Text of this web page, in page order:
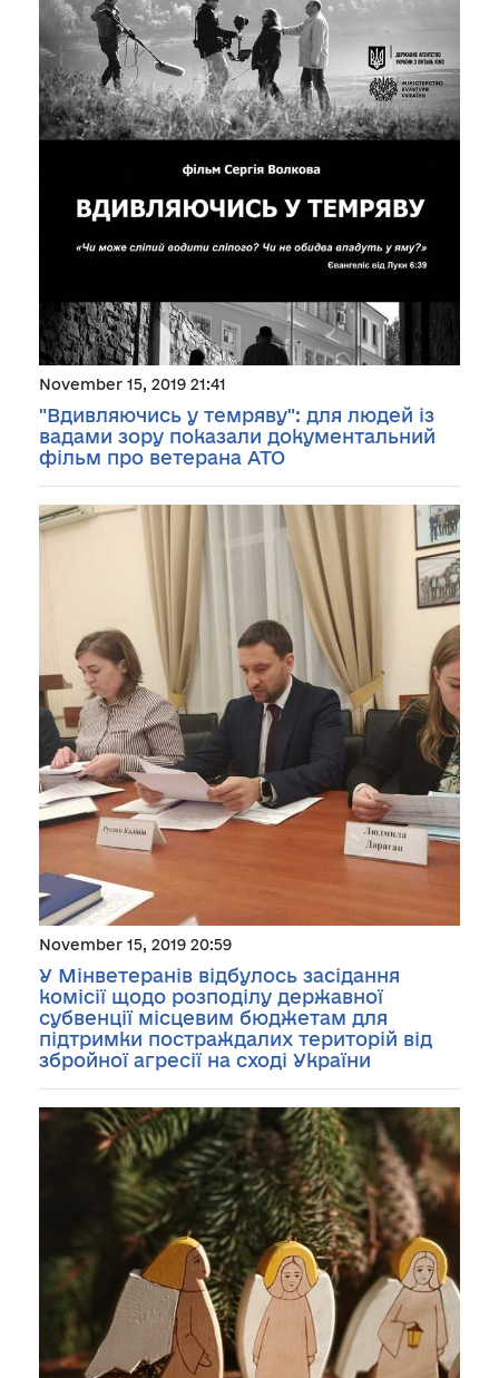
November 15, 2019 21:41
"Вдивляючись у темряву": для людей із
вадами зору показали документальний
фільм про ветерана АТО
November 15, 2019 20:59
У Мінветеранів відбулось засідання
комісії щодо розподілу державної
субвенції місцевим бюджетам для
підтримки постраждалих територій від
збройної агресії на сході України